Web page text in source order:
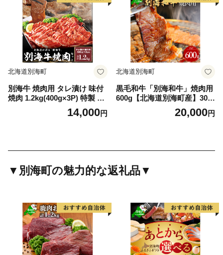
北海道別海町
別海牛 焼肉用 タレ漬け 味付
焼肉 1.2kg(400g×3P) 特製 焼
肉用つけだれつき【北海道 別
海町産】【FF000FA01】（株
産肉 道産牛肉 肉ギフト 牛肉
ギフト 肉セット 牛肉セット
肉 牛肉 焼肉 和牛 焼肉 焼肉
用 ボリューム肉 ）
14,000円
北海道別海町
黒毛和牛「別海和牛」焼肉用
600g【北海道別海町産】300
g×2パック（ 肉 牛肉 北海道
産肉 北海道産牛肉 道産肉 道
20,000円
▼別海町の魅力的な返礼品▼